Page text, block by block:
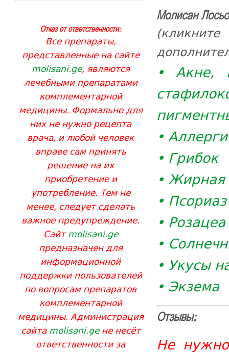
Отказ от ответственности:
Все препараты,
представленные на сайте
molisani.ge, являются
лечебными препаратами
комплементарной
медицины. Формально для
них не нужно рецепта
врача, и любой человек
вправе сам принять
решение на их
приобретение и
употребление. Тем не
менее, следует сделать
важное предупреждение.
Сайтmolisani.ge
предназначен для
информационной
поддержки пользователей
по вопросам препаратов
комплементарной
медицины. Администрация
сайтаmolisani.geне несёт
ответственности за
Молисан
• Акне,
•
• Грибок
• Жирная
• Псориаз
• Розацеа
•
• Укусы
• Экзема
Отзывы:
Не